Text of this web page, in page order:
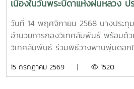
เนื่องในวันพระบิดาแห่งฝนหลวง ป
วันที่ 14 พฤศจิกายน 2568 นางประ
อำนวยการกองวิเทศสัมพันธ์ พร้อมด้
วิเทศสัมพันธ์ ร่วมพิธีวางพานพุ่มดอก
มหากรุณาธิคุณของพระบาทสมเด็จพระ
15 กรกฎาคม 2569 | 1520